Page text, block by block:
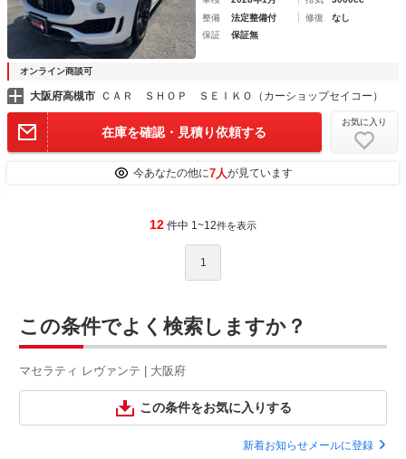
整備
法定整備付 修復
なし
保証
保証無
オンライン商談可
大阪府高槻市 ＣＡＲ ＳＨＯＰ ＳＥＩＫＯ（カーショップセイコー）
在庫を確認・見積り依頼する
お気に入り
今あなたの他に7人が見ています
12 件中 1~12件を表示
1
この条件でよく検索しますか？
マセラティ レヴァンテ | 大阪府
この条件をお気に入りする
新着お知らせメールに登録